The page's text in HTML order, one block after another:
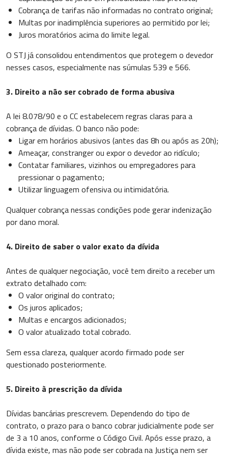
Cobrança de tarifas não informadas no contrato original;
Multas por inadimplência superiores ao permitido por lei;
Juros moratórios acima do limite legal.
O STJ já consolidou entendimentos que protegem o devedor
nesses casos, especialmente nas súmulas 539 e 566.
3. Direito a não ser cobrado de forma abusiva
A lei 8.078/90 e o CC estabelecem regras claras para a
cobrança de dívidas. O banco não pode:
Ligar em horários abusivos (antes das 8h ou após as 20h);
Ameaçar, constranger ou expor o devedor ao ridículo;
Contatar familiares, vizinhos ou empregadores para
pressionar o pagamento;
Utilizar linguagem ofensiva ou intimidatória.
Qualquer cobrança nessas condições pode gerar indenização
por dano moral.
4. Direito de saber o valor exato da dívida
Antes de qualquer negociação, você tem direito a receber um
extrato detalhado com:
O valor original do contrato;
Os juros aplicados;
Multas e encargos adicionados;
O valor atualizado total cobrado.
Sem essa clareza, qualquer acordo firmado pode ser
questionado posteriormente.
5. Direito à prescrição da dívida
Dívidas bancárias prescrevem. Dependendo do tipo de
contrato, o prazo para o banco cobrar judicialmente pode ser
de 3 a 10 anos, conforme o Código Civil. Após esse prazo, a
dívida existe, mas não pode ser cobrada na Justiça nem ser